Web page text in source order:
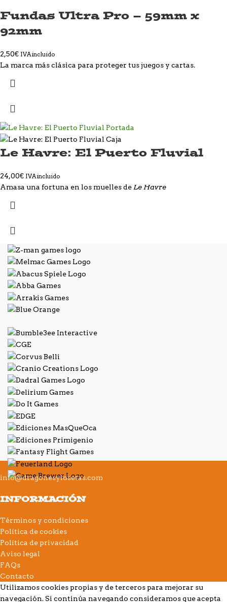
Fundas Ultra Pro – 59mm x
92mm
2,50€ IVA incluido
La marca más clásica para proteger tus juegos y cartas.
Le Havre: El Puerto Fluvial
24,00€ IVA incluido
Amasa una fortuna en los muelles deLe Havre
info@dragonesylosetas.com
INFORMACIÓN
Términos y condiciones
Política de cookies
Política de privacidad
Aviso legal
FAQs
Contacto
Utilizamos cookies propias y de terceros para mejorar su
navegación. Si continúa navegando consideramos que acepta